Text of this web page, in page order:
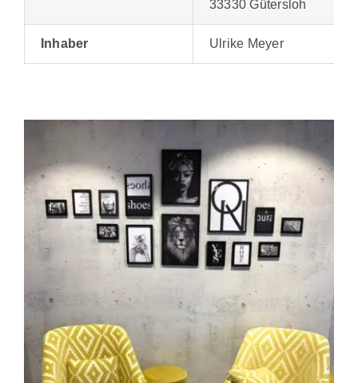
33330 Gütersloh
Inhaber Ulrike Meyer